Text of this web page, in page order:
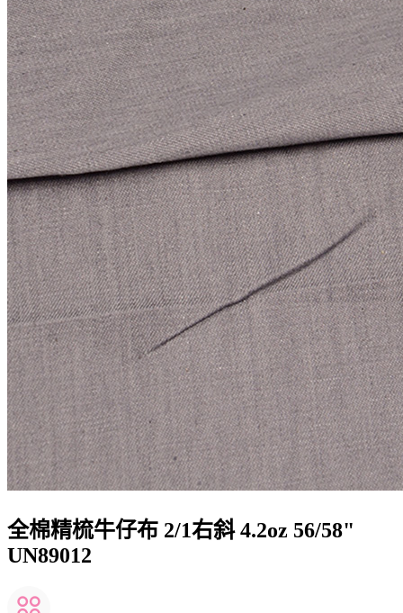
全棉精梳牛仔布 2/1右斜 4.2oz 56/58"
UN89012